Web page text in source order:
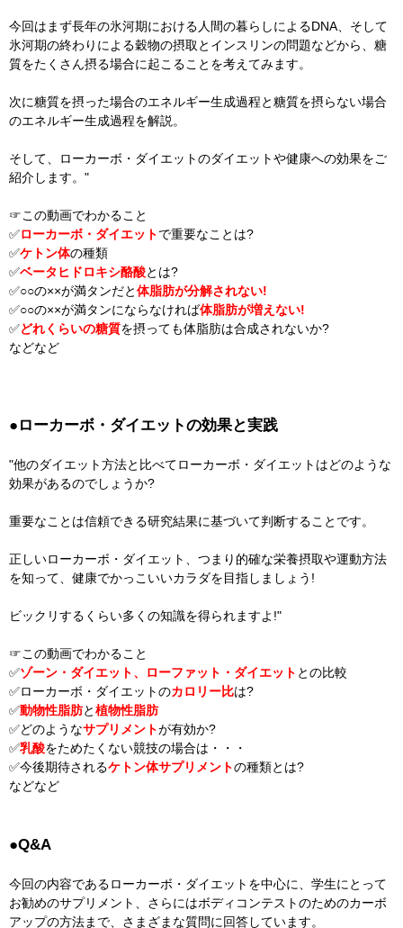
今回はまず長年の氷河期における人間の暮らしによるDNA、そして
氷河期の終わりによる穀物の摂取とインスリンの問題などから、糖
質をたくさん摂る場合に起こることを考えてみます。
次に糖質を摂った場合のエネルギー生成過程と糖質を摂らない場合
のエネルギー生成過程を解説。
そして、ローカーボ・ダイエットのダイエットや健康への効果をご
紹介します。"
☞この動画でわかること
✅ローカーボ・ダイエットで重要なことは?
✅ケトン体の種類
✅ベータヒドロキシ酪酸とは?
✅○○の××が満タンだと体脂肪が分解されない!
✅○○の××が満タンにならなければ体脂肪が増えない!
✅どれくらいの糖質を摂っても体脂肪は合成されないか?
などなど
●ローカーボ・ダイエットの効果と実践
"他のダイエット方法と比べてローカーボ・ダイエットはどのような
効果があるのでしょうか?
重要なことは信頼できる研究結果に基づいて判断することです。
正しいローカーボ・ダイエット、つまり的確な栄養摂取や運動方法
を知って、健康でかっこいいカラダを目指しましょう!
ビックリするくらい多くの知識を得られますよ!"
☞この動画でわかること
✅ゾーン・ダイエット、ローファット・ダイエット との比較
✅ローカーボ・ダイエットのカロリー比は?
✅動物性脂肪と植物性脂肪
✅どのようなサプリメントが有効か?
✅乳酸をためたくない競技の場合は・・・
✅今後期待されるケトン体サプリメントの種類とは?
などなど
●Q&A
今回の内容であるローカーボ・ダイエットを中心に、学生にとって
お勧めのサプリメント、さらにはボディコンテストのためのカーボ
アップの方法まで、さまざまな質問に回答しています。